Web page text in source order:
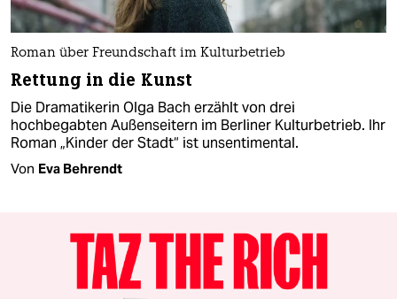
Roman über Freundschaft im Kulturbetrieb
Rettung in die Kunst
Die Dramatikerin Olga Bach erzählt von drei
hochbegabten Außenseitern im Berliner Kulturbetrieb. Ihr
Roman „Kinder der Stadt“ ist unsentimental.
Von Eva Behrendt